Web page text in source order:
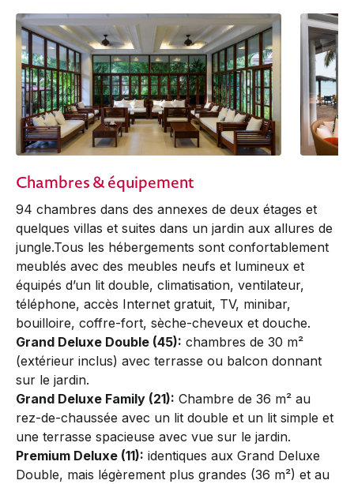
Chambres & équipement
94 chambres dans des annexes de deux étages et
quelques villas et suites dans un jardin aux allures de
jungle.Tous les hébergements sont confortablement
meublés avec des meubles neufs et lumineux et
équipés d’un lit double, climatisation, ventilateur,
téléphone, accès Internet gratuit, TV, minibar,
bouilloire, coffre-fort, sèche-cheveux et douche.
Grand Deluxe Double (45): chambres de 30 m²
(extérieur inclus) avec terrasse ou balcon donnant
sur le jardin.
Grand Deluxe Family (21): Chambre de 36 m² au
rez-de-chaussée avec un lit double et un lit simple et
une terrasse spacieuse avec vue sur le jardin.
Premium Deluxe (11): identiques aux Grand Deluxe
Double, mais légèrement plus grandes (36 m²) et au